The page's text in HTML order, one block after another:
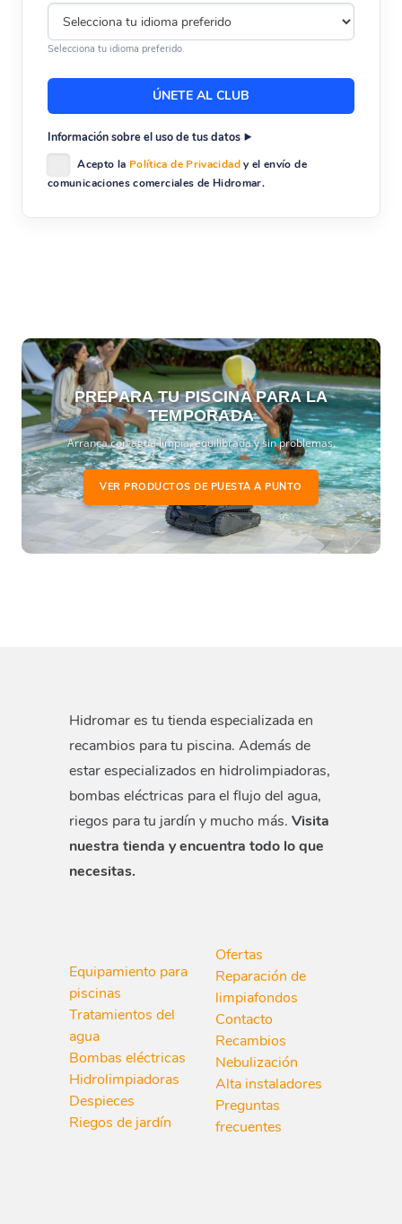
Selecciona tu idioma preferido.
Información sobre el uso de tus datos
Acepto la Política de Privacidady el envío de
comunicaciones comerciales de Hidromar.
PREPARA TU PISCINA PARA LA
TEMPORADA
Arranca con agua limpia, equilibrada y sin problemas.
VER PRODUCTOS DE PUESTA A PUNTO
Hidromar es tu tienda especializada en
recambios para tu piscina. Además de
estar especializados en hidrolimpiadoras,
bombas eléctricas para el flujo del agua,
riegos para tu jardín y mucho más. Visita
nuestra tienda y encuentra todo lo que
necesitas.
Equipamiento para
piscinas
Tratamientos del
agua
Bombas eléctricas
Hidrolimpiadoras
Despieces
Riegos de jardín
Ofertas
Reparación de
limpiafondos
Contacto
Recambios
Nebulización
Alta instaladores
Preguntas
frecuentes